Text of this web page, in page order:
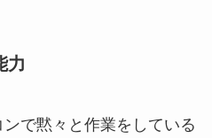
力
で黙々と作業をしている